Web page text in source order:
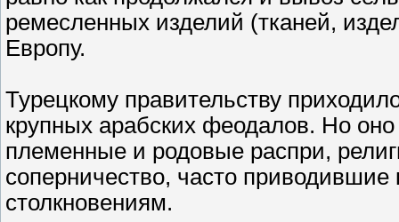
ремесленных изделий (тканей,
Европу.
Турецкому правительству
крупных арабских феодалов. Но
племенные и родовые распри,
соперничество, часто
столкновениям.